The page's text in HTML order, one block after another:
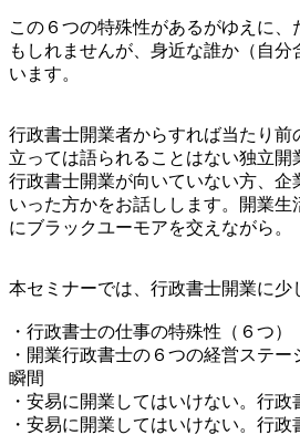
この６つの特殊性があるがゆえに
もしれませんが、身近な誰か（自分
います。
行政書士開業者からすれば当たり前
立っては語られることはない独立開
行政書士開業が向いていない方、企
いった方かをお話しします。開業生
にブラックユーモアを交えながら。
本セミナーでは、行政書士開業に少
・行政書士の仕事の特殊性（６つ）
・開業行政書士の６つの経営ステ
瞬間
・安易に開業してはいけない。行
・安易に開業してはいけない。行